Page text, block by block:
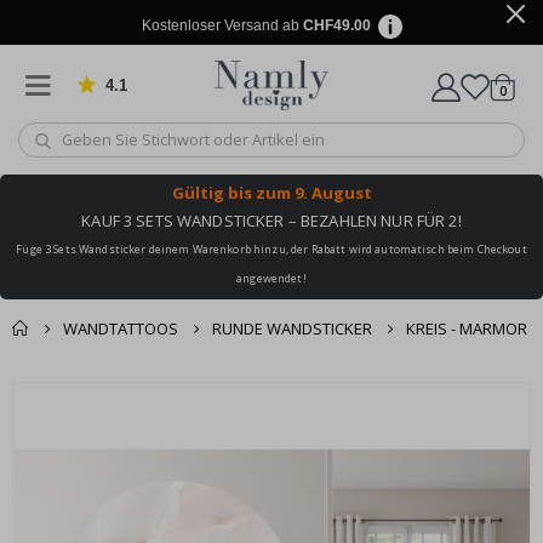
Kostenloser Versand ab CHF49.00
4.1 von 1025 Bewertungen
Wagen
0
Gültig bis zum 9. August
KAUF 3 SETS WANDSTICKER – BEZAHLEN NUR FÜR 2!
Füge 3 Sets Wandsticker deinem Warenkorb hinzu, der Rabatt wird automatisch beim Checkout
angewendet!
WANDTATTOOS RUNDE WANDSTICKER KREIS - MARMOR